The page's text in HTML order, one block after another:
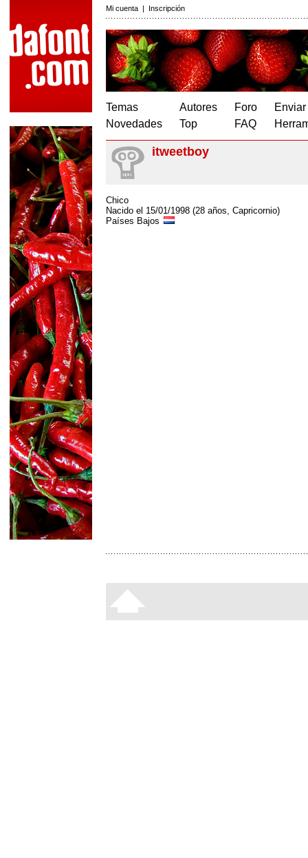
Mi cuenta | Inscripción
Temas
Novedades
Autores
Top
Foro
FAQ
itweetboy
Chico
Nacido el 15/01/1998 (28 años, Capricornio)
Países Bajos